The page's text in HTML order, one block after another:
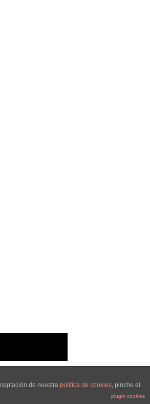
de nuestra política de cookies, pinche el
plugin cookies